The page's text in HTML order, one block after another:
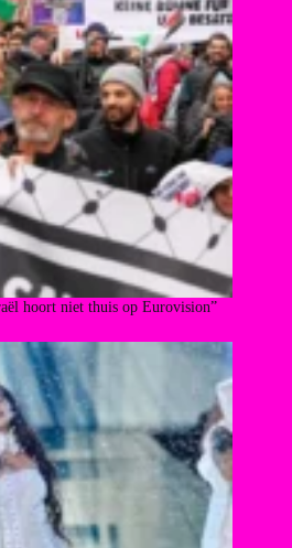
hoort niet thuis op Eurovision”